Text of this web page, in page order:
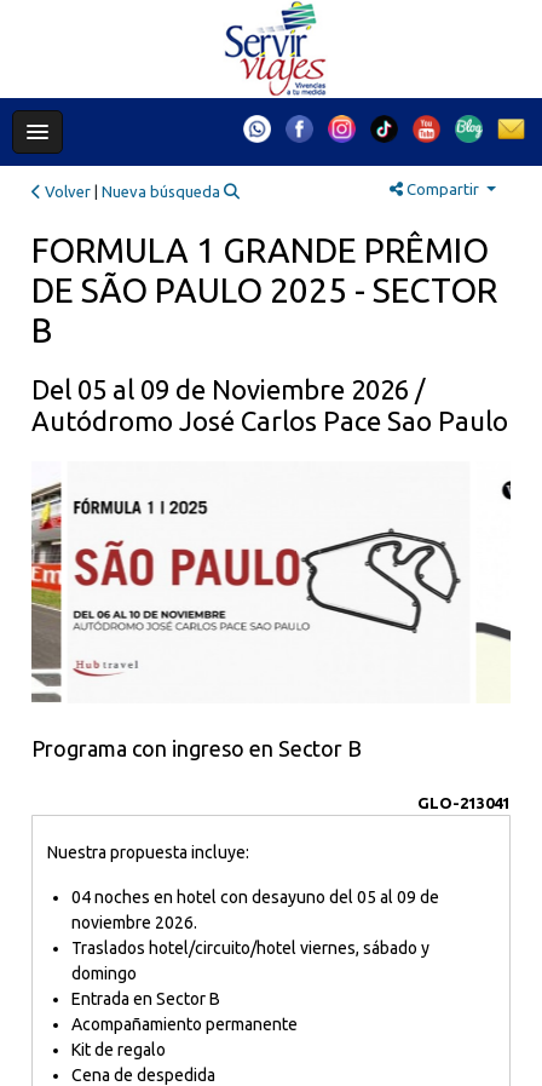
Volver |Nueva búsqueda Compartir
FORMULA 1 GRANDE PRÊMIO
DE SÃO PAULO 2025 - SECTOR
B
Del 05 al 09 de Noviembre 2026 /
Autódromo José Carlos Pace Sao Paulo
Programa con ingreso en Sector B
GLO-213041
Nuestra propuesta incluye:
04 noches en hotel con desayuno del 05 al 09 de
noviembre 2026.
Traslados hotel/circuito/hotel viernes, sábado y
domingo
Entrada en Sector B
Acompañamiento permanente
Kit de regalo
Cena de despedida